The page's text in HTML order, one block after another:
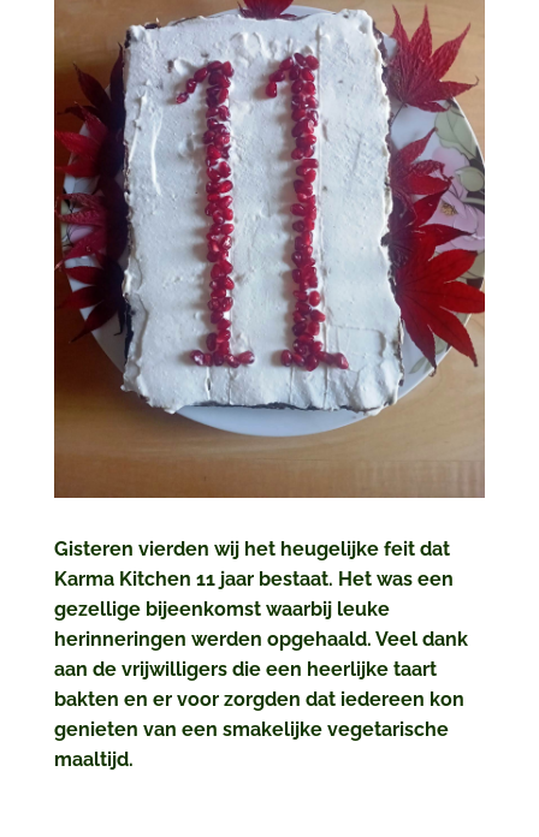
Gisteren vierden wij het heugelijke feit dat
Karma Kitchen 11 jaar bestaat. Het was een
gezellige bijeenkomst waarbij leuke
herinneringen werden opgehaald. Veel dank
aan de vrijwilligers die een heerlijke taart
bakten en er voor zorgden dat iedereen kon
genieten van een smakelijke vegetarische
maaltijd.